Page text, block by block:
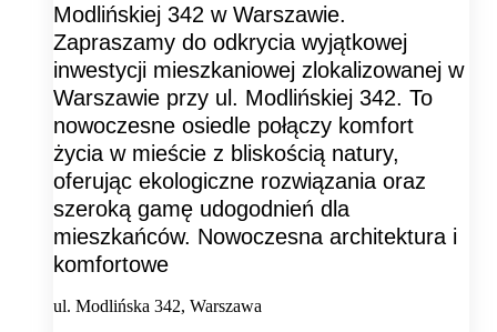
Modlińskiej 342 w Warszawie.
Zapraszamy do odkrycia wyjątkowej
inwestycji mieszkaniowej zlokalizowanej w
Warszawie przy ul. Modlińskiej 342. To
nowoczesne osiedle połączy komfort
życia w mieście z bliskością natury,
oferując ekologiczne rozwiązania oraz
szeroką gamę udogodnień dla
mieszkańców. Nowoczesna architektura i
komfortowe
ul. Modlińska 342, Warszawa